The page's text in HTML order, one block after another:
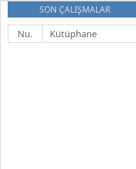
SON ÇALIŞMALAR
Nu. Kütüphane